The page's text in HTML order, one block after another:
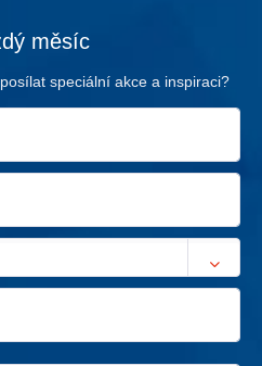
měsíc
speciální akce a inspiraci?